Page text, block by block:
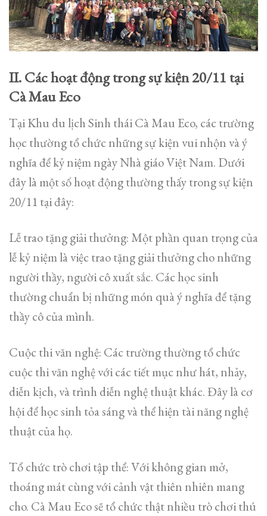
II. Các hoạt động trong sự kiện 20/11 tại
Cà Mau Eco
Tại Khu du lịch Sinh thái Cà Mau Eco, các trường
học thường tổ chức những sự kiện vui nhộn và ý
nghĩa để kỷ niệm ngày Nhà giáo Việt Nam. Dưới
đây là một số hoạt động thường thấy trong sự kiện
20/11 tại đây:
Lễ trao tặng giải thưởng: Một phần quan trọng của
lễ kỷ niệm là việc trao tặng giải thưởng cho những
người thầy, người cô xuất sắc. Các học sinh
thường chuẩn bị những món quà ý nghĩa để tặng
thầy cô của mình.
Cuộc thi văn nghệ: Các trường thường tổ chức
cuộc thi văn nghệ với các tiết mục như hát, nhảy,
diễn kịch, và trình diễn nghệ thuật khác. Đây là cơ
hội để học sinh tỏa sáng và thể hiện tài năng nghệ
thuật của họ.
Tổ chức trò chơi tập thể: Với không gian mở,
thoáng mát cùng với cảnh vật thiên nhiên mang
cho. Cà Mau Eco sẽ tổ chức thật nhiều trò chơi thú